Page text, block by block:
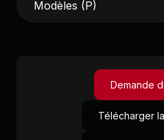
Modèles (P)
Demande
Télécharger